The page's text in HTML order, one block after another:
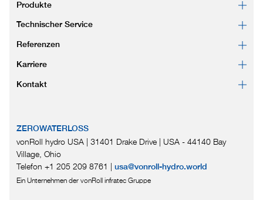
Produkte
Technischer Service
Referenzen
Karriere
Kontakt
ZEROWATERLOSS
vonRoll hydro USA | 31401 Drake Drive | USA - 44140 Bay
Village, Ohio
Telefon +1 205 209 8761 | usa@vonroll-hydro.world
Ein Unternehmen der vonRoll infratec Gruppe